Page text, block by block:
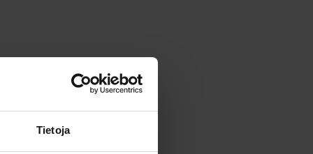
Tietoja